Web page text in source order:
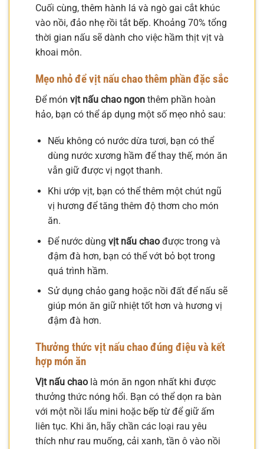
Cuối cùng, thêm hành lá và ngò gai cắt khúc
vào nồi, đảo nhẹ rồi tắt bếp. Khoảng 70% tổng
thời gian nấu sẽ dành cho việc hầm thịt vịt và
khoai môn.
Mẹo nhỏ đểvịt nấu chaothêm phần đặc sắc
Để món vịt nấu chao ngon thêm phần hoàn
hảo, bạn có thể áp dụng một số mẹo nhỏ sau:
Nếu không có nước dừa tươi, bạn có thể
dùng nước xương hầm để thay thế, món ăn
vẫn giữ được vị ngọt thanh.
Khi ướp vịt, bạn có thể thêm một chút ngũ
vị hương để tăng thêm độ thơm cho món
ăn.
Để nước dùng vịt nấu chaođược trong và
đậm đà hơn, bạn có thể vớt bỏ bọt trong
quá trình hầm.
Sử dụng chảo gang hoặc nồi đất để nấu sẽ
giúp món ăn giữ nhiệt tốt hơn và hương vị
đậm đà hơn.
Thưởng thứcvịt nấu chaođúng điệu và kết
hợp món ăn
Vịt nấu chao là món ăn ngon nhất khi được
thưởng thức nóng hổi. Bạn có thể dọn ra bàn
với một nồi lẩu mini hoặc bếp từ để giữ ấm
liên tục. Khi ăn, hãy chần các loại rau yêu
thích như rau muống, cải xanh, tần ô vào nồi